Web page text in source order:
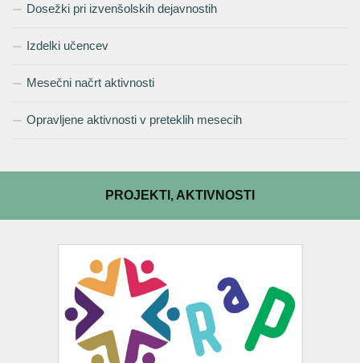
Dosežki pri izvenšolskih dejavnostih
Izdelki učencev
Mesečni načrt aktivnosti
Opravljene aktivnosti v preteklih mesecih
PROJEKTI, AKTIVNOSTI